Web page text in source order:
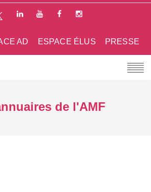
PRESSE
ESPACE ÉLUS
AD
de l'AMF